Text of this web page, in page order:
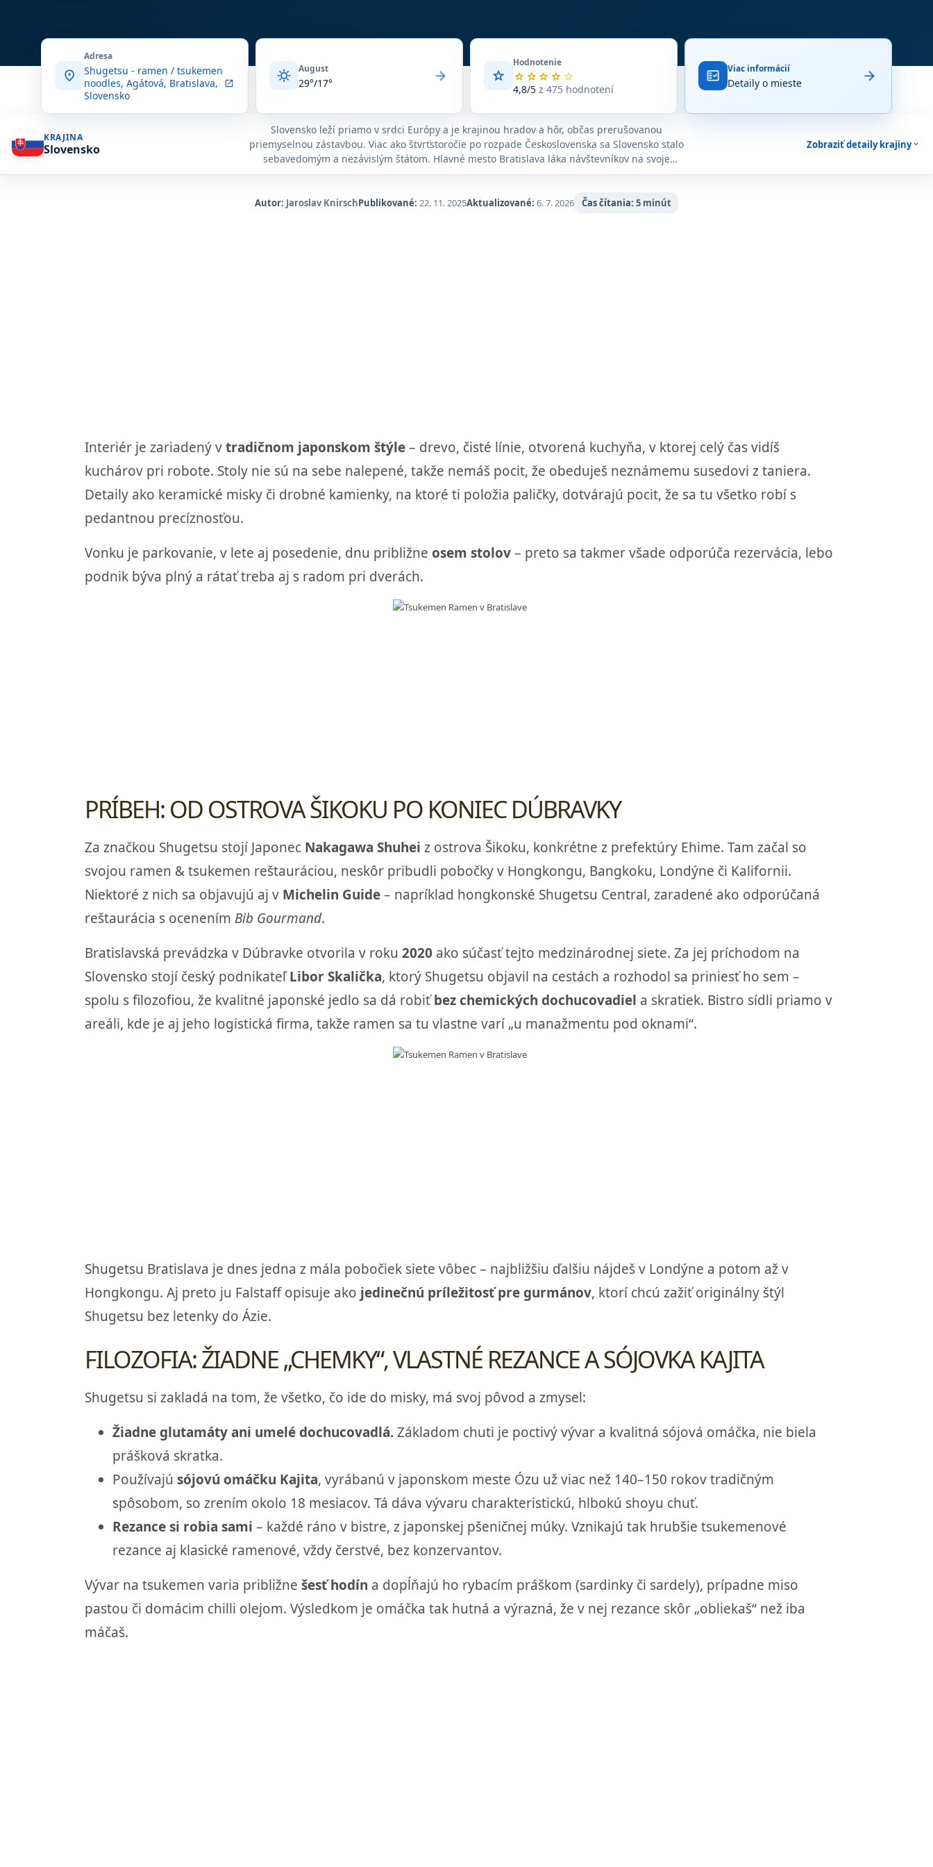
location_on
Adresa
Shugetsu - ramen / tsukemen
noodles, Agátová, Bratislava,
Slovensko
open_in_new sunny August
29°/17° arrow_forward star
Hodnotenie
star star star star star
4,8/5z 475 hodnotení
Priemerné
hodnotenie
z
5
na
základe
475
hodnotení
Google
fact_check Viac informácií
Detaily o mieste arrow_forward
KRAJINA
Slovensko
Slovensko leží priamo v srdci Európy a je krajinou hradov a hôr, občas prerušovanou
priemyselnou zástavbou. Viac ako štvrťstoročie po rozpade Československa sa Slovensko stalo
sebavedomým a nezávislým štátom. Hlavné mesto Bratislava láka návštevníkov na svoje
nádherné staré mesto a kultúru pitia alkoholu. Slovensko však najviac žiari pre milovníkov
zrkadlovo čistými ľadovcovými jazerami, ktoré sú obklopené dvojtisícovými štítmi.
Zobraziť detaily krajinyexpand_more
Autor: Jaroslav KnirschPublikované: 22. 11. 2025Aktualizované: 6. 7. 2026 Čas čítania: 5 minút
Interiér je zariadený vtradičnom japonskom štýle– drevo, čisté línie, otvorená kuchyňa, v ktorej celý čas vidíš
kuchárov pri robote. Stoly nie sú na sebe nalepené, takže nemáš pocit, že obeduješ neznámemu susedovi z taniera.
Detaily ako keramické misky či drobné kamienky, na ktoré ti položia paličky, dotvárajú pocit, že sa tu všetko robí s
pedantnou precíznosťou.
Vonku je parkovanie, v lete aj posedenie, dnu približne osem stolov– preto sa takmer všade odporúča rezervácia, lebo
podnik býva plný a rátať treba aj s radom pri dverách.
PRÍBEH: OD OSTROVA ŠIKOKU PO KONIEC DÚBRAVKY
Za značkou Shugetsu stojí Japonec Nakagawa Shuhei z ostrova Šikoku, konkrétne z prefektúry Ehime. Tam začal so
svojou ramen & tsukemen reštauráciou, neskôr pribudli pobočky v Hongkongu, Bangkoku, Londýne či Kalifornii.
Niektoré z nich sa objavujú aj v Michelin Guide– napríklad hongkonské Shugetsu Central, zaradené ako odporúčaná
reštaurácia s ocenením Bib Gourmand.
Bratislavská prevádzka v Dúbravke otvorila v roku 2020 ako súčasť tejto medzinárodnej siete. Za jej príchodom na
Slovensko stojí český podnikateľLibor Skalička, ktorý Shugetsu objavil na cestách a rozhodol sa priniesť ho sem –
spolu s filozofiou, že kvalitné japonské jedlo sa dá robiťbez chemických dochucovadiel a skratiek. Bistro sídli priamo v
areáli, kde je aj jeho logistická firma, takže ramen sa tu vlastne varí „u manažmentu pod oknami“.
Shugetsu Bratislava je dnes jedna z mála pobočiek siete vôbec – najbližšiu ďalšiu nájdeš v Londýne a potom až v
Hongkongu. Aj preto ju Falstaff opisuje ako jedinečnú príležitosť pre gurmánov, ktorí chcú zažiť originálny štýl
Shugetsu bez letenky do Ázie.
FILOZOFIA: ŽIADNE „CHEMKY“, VLASTNÉ REZANCE A SÓJOVKA KAJITA
Shugetsu si zakladá na tom, že všetko, čo ide do misky, má svoj pôvod a zmysel:
Žiadne glutamáty ani umelé dochucovadlá.Základom chuti je poctivý vývar a kvalitná sójová omáčka, nie biela
prášková skratka.
Používajú sójovú omáčku Kajita, vyrábanú v japonskom meste Ózu už viac než 140–150 rokov tradičným
spôsobom, so zrením okolo 18 mesiacov. Tá dáva vývaru charakteristickú, hlbokú shoyu chuť.
Rezance si robia sami – každé ráno v bistre, z japonskej pšeničnej múky. Vznikajú tak hrubšie tsukemenové
rezance aj klasické ramenové, vždy čerstvé, bez konzervantov.
Vývar na tsukemen varia približne šesť hodín a dopĺňajú ho rybacím práškom (sardinky či sardely), prípadne miso
pastou či domácim chilli olejom. Výsledkom je omáčka tak hutná a výrazná, že v nej rezance skôr „obliekaš“ než iba
máčaš.